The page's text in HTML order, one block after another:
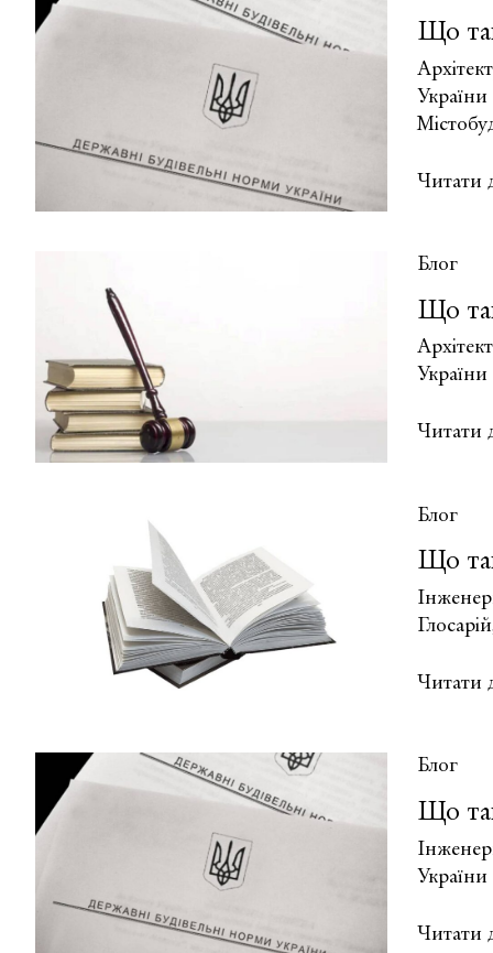
Що
України
Що
лінії
і
Читати
Блог
Що
України
Що
лінії
і
Читати
Блог
Що
Глосарій
Що
лінії
технічні
заходи
захисту
Читати
Блог
Що
України
Що
Читати